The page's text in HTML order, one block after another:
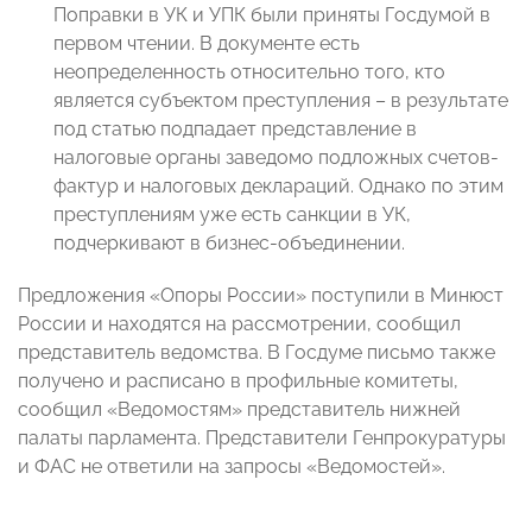
Поправки в УК и УПК были приняты Госдумой в
первом чтении. В документе есть
неопределенность относительно того, кто
является субъектом преступления – в результате
под статью подпадает представление в
налоговые органы заведомо подложных счетов-
фактур и налоговых деклараций. Однако по этим
преступлениям уже есть санкции в УК,
подчеркивают в бизнес-объединении.
Предложения «Опоры России» поступили в Минюст
России и находятся на рассмотрении, сообщил
представитель ведомства. В Госдуме письмо также
получено и расписано в профильные комитеты,
сообщил «Ведомостям» представитель нижней
палаты парламента. Представители Генпрокуратуры
и ФАС не ответили на запросы «Ведомостей».